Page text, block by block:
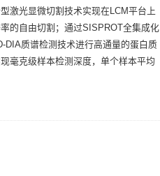
激光显微切割技术实现在LCM平台上
的自由切割；通过SISPROT全集成化
DIA质谱检测技术进行高通量的蛋白质
毫克级样本检测深度，单个样本平均